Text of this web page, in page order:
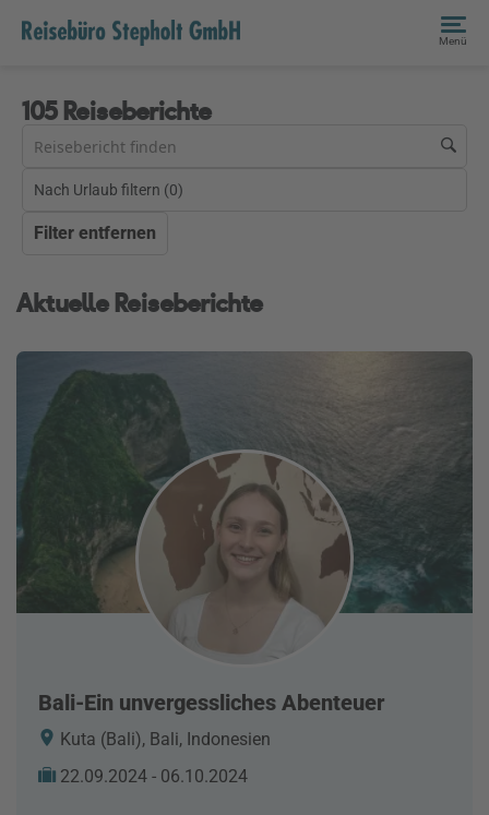
Menü
105 Reiseberichte
Nach Urlaub filtern (0)
Filter entfernen
Aktuelle Reiseberichte
Bali-Ein unvergessliches Abenteuer
Kuta (Bali), Bali, Indonesien
22.09.2024 - 06.10.2024